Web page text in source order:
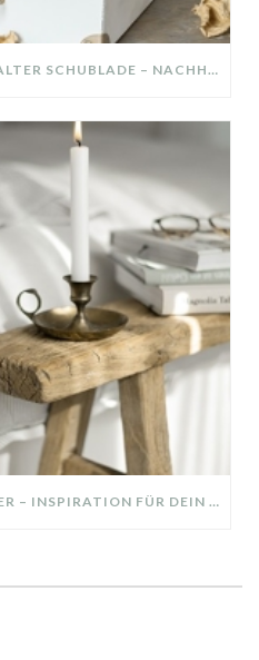
DIY-DEKO-TABLETT AUS ALTER SCHUBLADE – NACHHALTIGE HERBSTDEKO SELBER MACHEN!
SCHLAFZIMMER MAKEOVER – INSPIRATION FÜR DEIN SCHLAFZIMMER: AUS ALT MACH NEU – HELL, GEMÜTLICH UND EINLADEND